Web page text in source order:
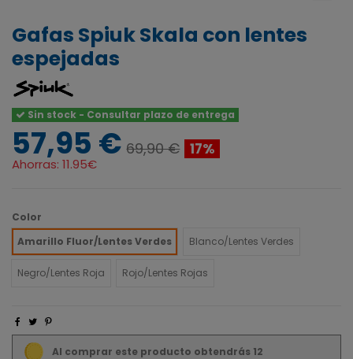
Gafas Spiuk Skala con lentes
espejadas
Sin stock - Consultar plazo de entrega
57,95 € 69,90 € 17%
Ahorras: 11.95€
Color
Amarillo Fluor/Lentes Verdes
Blanco/Lentes Verdes
Negro/Lentes Roja Rojo/Lentes Rojas
Al comprar este producto obtendrás 12